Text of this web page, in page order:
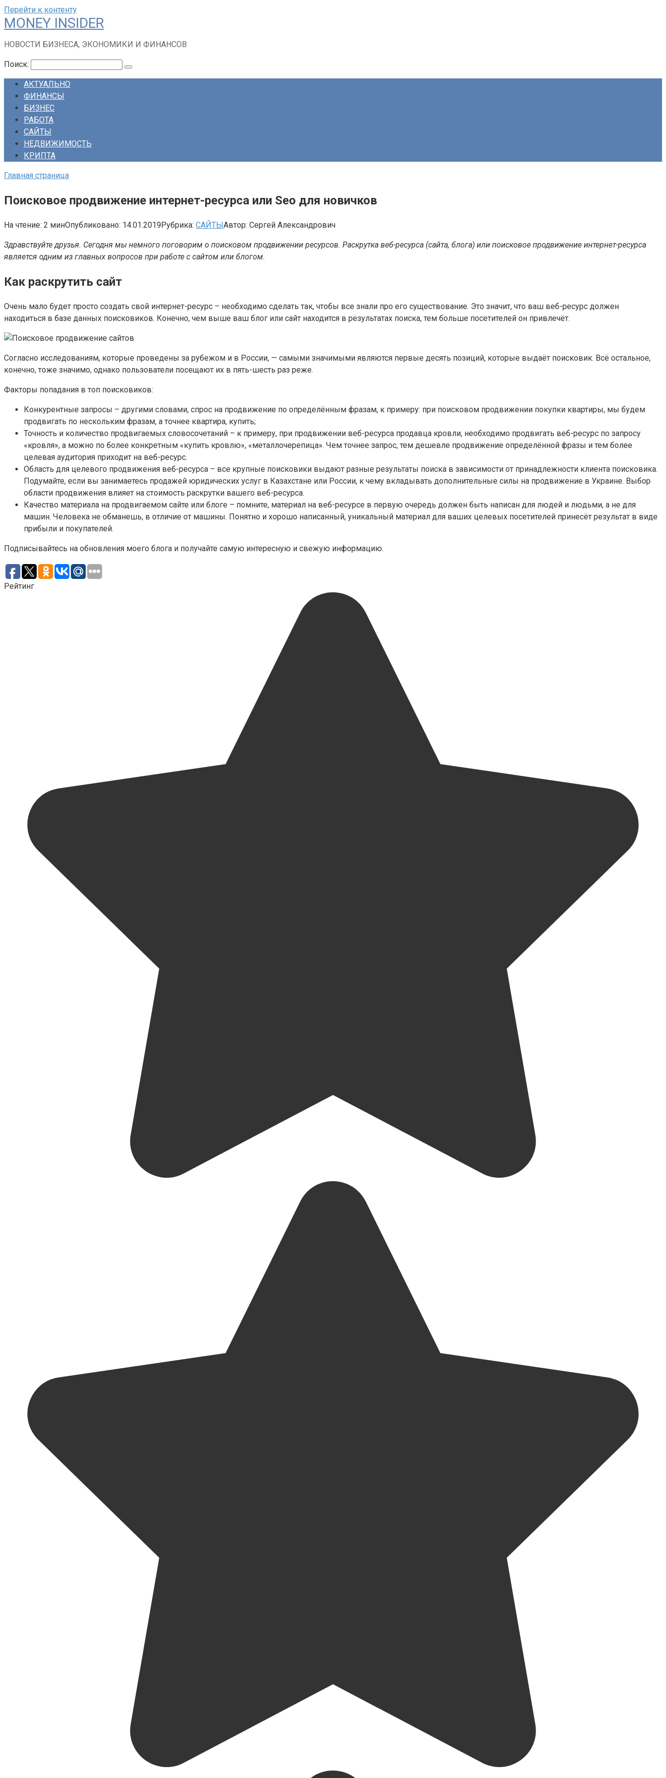
Перейти к контенту
MONEY INSIDER
НОВОСТИ БИЗНЕСА, ЭКОНОМИКИ И ФИНАНСОВ
Поиск:
АКТУАЛЬНО
ФИНАНСЫ
БИЗНЕС
РАБОТА
САЙТЫ
НЕДВИЖИМОСТЬ
КРИПТА
Главная страница
Поисковое продвижение интернет-ресурса или Seo для новичков
На чтение: 2 минОпубликовано: 14.01.2019Рубрика: САЙТЫАвтор: Сергей Александрович
Здравствуйте друзья. Сегодня мы немного поговорим о поисковом продвижении ресурсов. Раскрутка веб-ресурса (сайта, блога) или поисковое продвижение интернет-ресурса
является одним из главных вопросов при работе с сайтом или блогом.
Как раскрутить сайт
Очень мало будет просто создать свой интернет-ресурс – необходимо сделать так, чтобы все знали про его существование. Это значит, что ваш веб-ресурс должен
находиться в базе данных поисковиков. Конечно, чем выше ваш блог или сайт находится в результатах поиска, тем больше посетителей он привлечёт.
Согласно исследованиям, которые проведены за рубежом и в России, — самыми значимыми являются первые десять позиций, которые выдаёт поисковик. Всё остальное,
конечно, тоже значимо, однако пользователи посещают их в пять-шесть раз реже.
Факторы попадания в топ поисковиков:
Конкурентные запросы – другими словами, спрос на продвижение по определённым фразам, к примеру: при поисковом продвижении покупки квартиры, мы будем
продвигать по нескольким фразам, а точнее квартира, купить;
Точность и количество продвигаемых словосочетаний – к примеру, при продвижении веб-ресурса продавца кровли, необходимо продвигать веб-ресурс по запросу
«кровля», а можно по более конкретным «купить кровлю», «металлочерепица». Чем точнее запрос, тем дешевле продвижение определённой фразы и тем более
целевая аудитория приходит на веб-ресурс.
Область для целевого продвижения веб-ресурса – все крупные поисковики выдают разные результаты поиска в зависимости от принадлежности клиента поисковика.
Подумайте, если вы занимаетесь продажей юридических услуг в Казахстане или России, к чему вкладывать дополнительные силы на продвижение в Украине. Выбор
области продвижения влияет на стоимость раскрутки вашего веб-ресурса.
Качество материала на продвигаемом сайте или блоге – помните, материал на веб-ресурсе в первую очередь должен быть написан для людей и людьми, а не для
машин. Человека не обманешь, в отличие от машины. Понятно и хорошо написанный, уникальный материал для ваших целевых посетителей принесёт результат в виде
прибыли и покупателей.
Подписывайтесь на обновления моего блога и получайте самую интересную и свежую информацию.
Рейтинг